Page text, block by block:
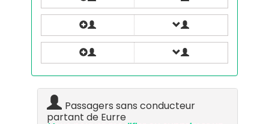
Passagers sans conducteur
partant de Eurre